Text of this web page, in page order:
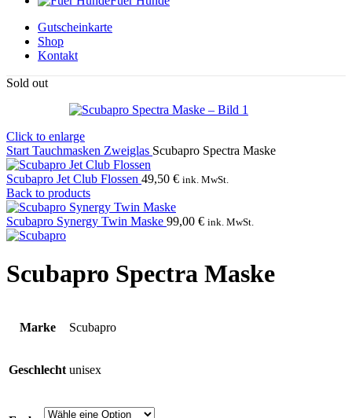
Gutscheinkarte
Shop
Kontakt
Sold out
Click to enlarge
Start Tauchmasken Zweiglas Scubapro Spectra Maske
Scubapro Jet Club Flossen 49,50 € ink. MwSt.
Back to products
Scubapro Synergy Twin Maske 99,00 € ink. MwSt.
Scubapro Spectra Maske
Marke Scubapro
Geschlecht unisex